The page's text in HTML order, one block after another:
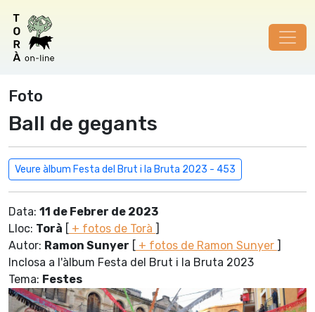
Foto
Ball de gegants
Veure àlbum Festa del Brut i la Bruta 2023 - 453
Data: 11 de Febrer de 2023
Lloc: Torà [ + fotos de Torà ]
Autor: Ramon Sunyer [ + fotos de Ramon Sunyer ]
Inclosa a l'àlbum Festa del Brut i la Bruta 2023
Tema: Festes